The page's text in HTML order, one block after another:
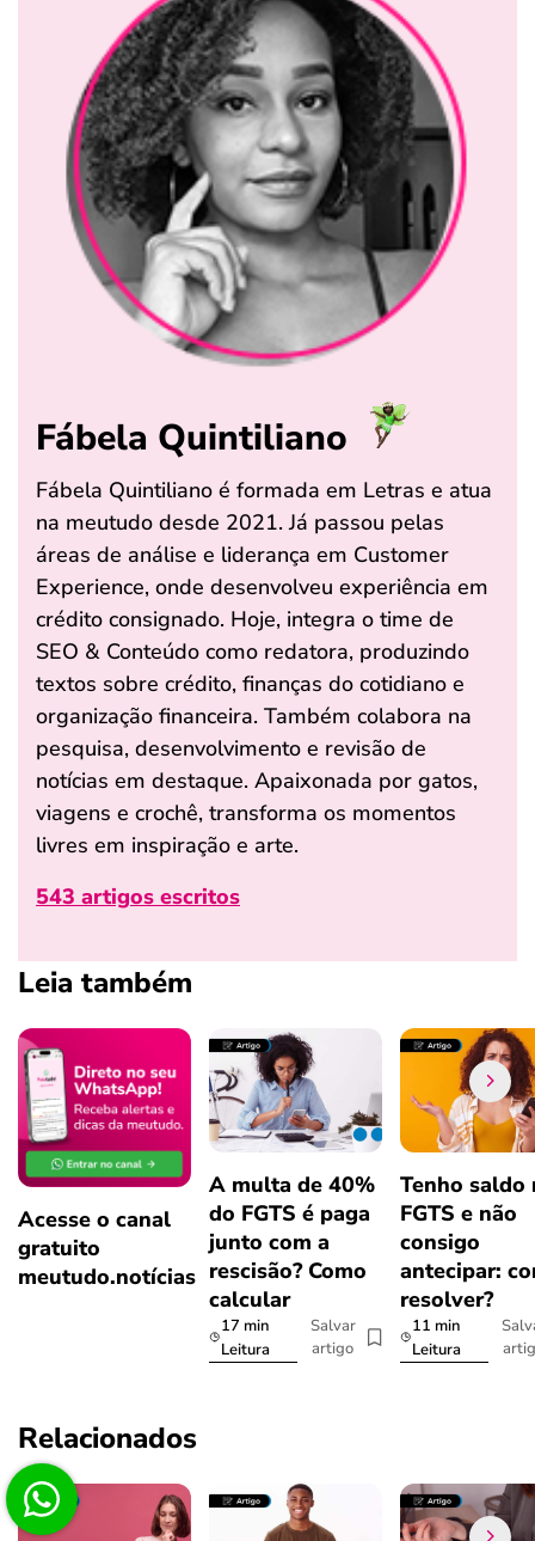
Fábela Quintiliano
Fábela Quintiliano é formada em Letras e atua
na meutudo desde 2021. Já passou pelas
áreas de análise e liderança em Customer
Experience, onde desenvolveu experiência em
crédito consignado. Hoje, integra o time de
SEO & Conteúdo como redatora, produzindo
textos sobre crédito, finanças do cotidiano e
organização financeira. Também colabora na
pesquisa, desenvolvimento e revisão de
notícias em destaque. Apaixonada por gatos,
viagens e crochê, transforma os momentos
livres em inspiração e arte.
543 artigos escritos
Leia também
Acesse o canal
gratuito
meutudo.notícias
A multa de 40%
do FGTS é paga
junto com a
rescisão? Como
calcular
17 min
Leitura
Salvar
artigo
Tenho saldo
FGTS e não
consigo
antecipar:
resolver?
11 min
Leitura
Relacionados